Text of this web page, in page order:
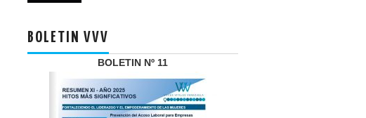
BOLETIN VVV
BOLETIN Nº 11